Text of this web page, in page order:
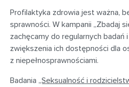
Profilaktyka zdrowia jest ważna,
sprawności. W kampanii „Zbadaj
zachęcamy do regularnych badań
zwiększenia ich dostępności dla
z niepełnosprawnościami.
Badania „Seksualność i